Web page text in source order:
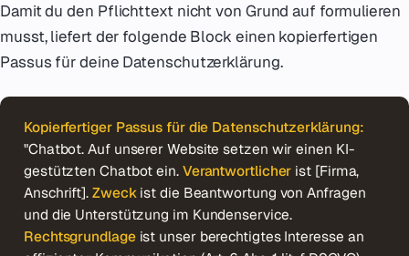
Damit du den Pflichttext nicht von Grund auf formulieren
musst, liefert der folgende Block einen kopierfertigen
Passus für deine Datenschutzerklärung.
Kopierfertiger Passus für die Datenschutzerklärung:
"Chatbot. Auf unserer Website setzen wir einen KI-
gestützten Chatbot ein.Verantwortlicher ist [Firma,
Anschrift].Zweckist die Beantwortung von Anfragen
und die Unterstützung im Kundenservice.
Rechtsgrundlageist unser berechtigtes Interesse an